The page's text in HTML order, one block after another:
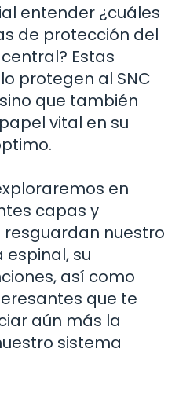
entender ¿cuáles
de protección del
Estas
protegen al SNC
que también
vital en su
en
capas y
nuestro
su
así como
que te
aún más la
sistema